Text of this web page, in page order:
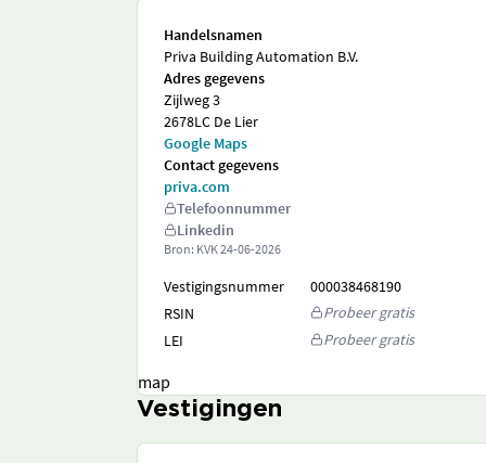
Handelsnamen
Priva Building Automation B.V.
Adres gegevens
Zijlweg 3
2678LC De Lier
Google Maps
Contact gegevens
priva.com
Telefoonnummer
Linkedin
Bron: KVK24-06-2026
Vestigingsnummer
000038468190
RSIN
Probeer gratis
LEI
Probeer gratis
map
Vestigingen